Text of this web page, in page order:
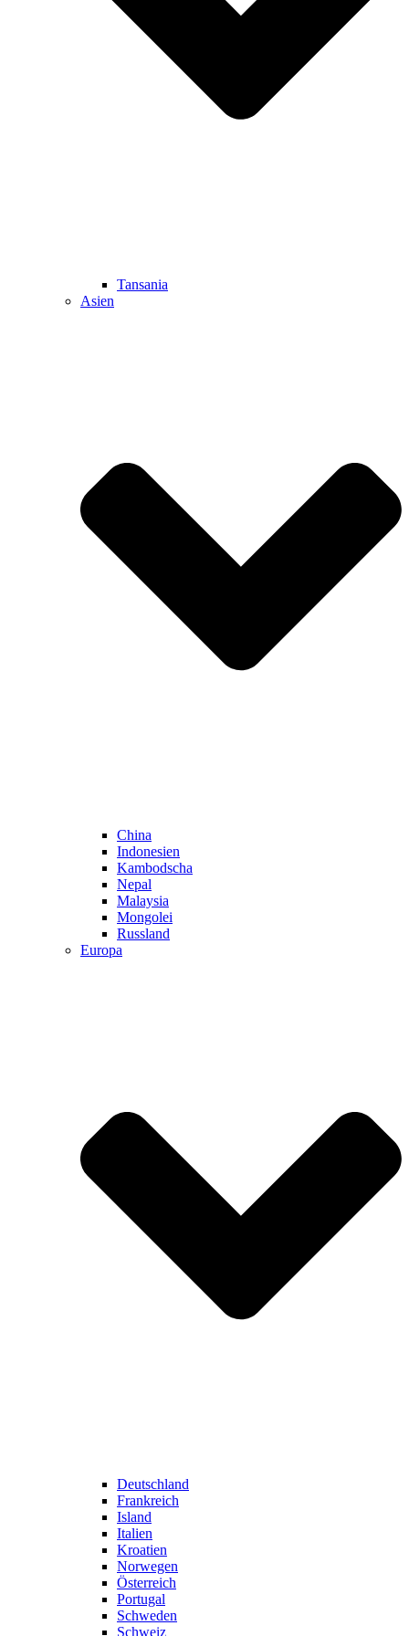
Tansania
Asien
China
Indonesien
Kambodscha
Nepal
Malaysia
Mongolei
Russland
Europa
Deutschland
Frankreich
Island
Italien
Kroatien
Norwegen
Österreich
Portugal
Schweden
Schweiz